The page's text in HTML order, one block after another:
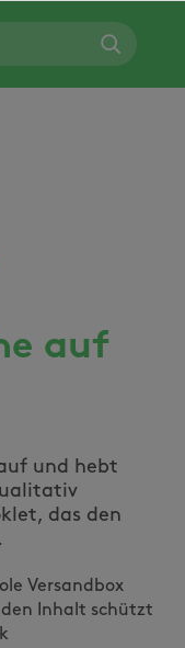
auf
und hebt
das den
Versandbox
Inhalt schützt